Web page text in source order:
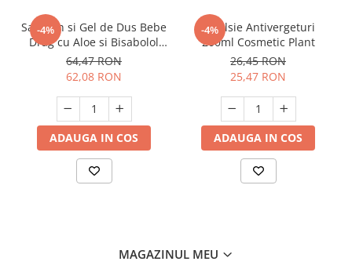
-4%
Sampon si Gel de Dus Bebe
Drag cu Aloe si Bisabolol
500ml
64,47 RON
62,08 RON
ADAUGA IN COS
-4%
Emulsie Antivergeturi
200ml Cosmetic Plant
26,45 RON
25,47 RON
ADAUGA IN COS
MAGAZINUL MEU